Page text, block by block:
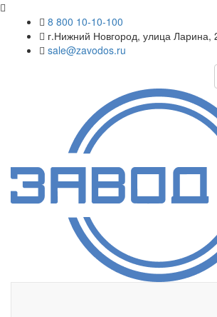
8 800 10-10-100
г.Нижний Новгород, улица Ларина,
sale@zavodos.ru